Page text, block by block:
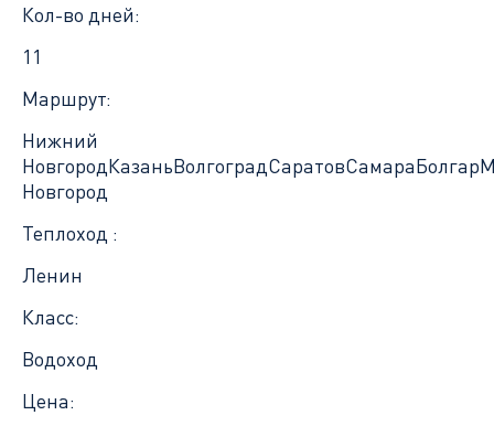
Кол-во дней:
11
Маршрут:
Нижний
НовгородКазаньВолгоградСаратовСамараБолгар
Новгород
Теплоход :
Ленин
Класс:
Водоход
Цена: